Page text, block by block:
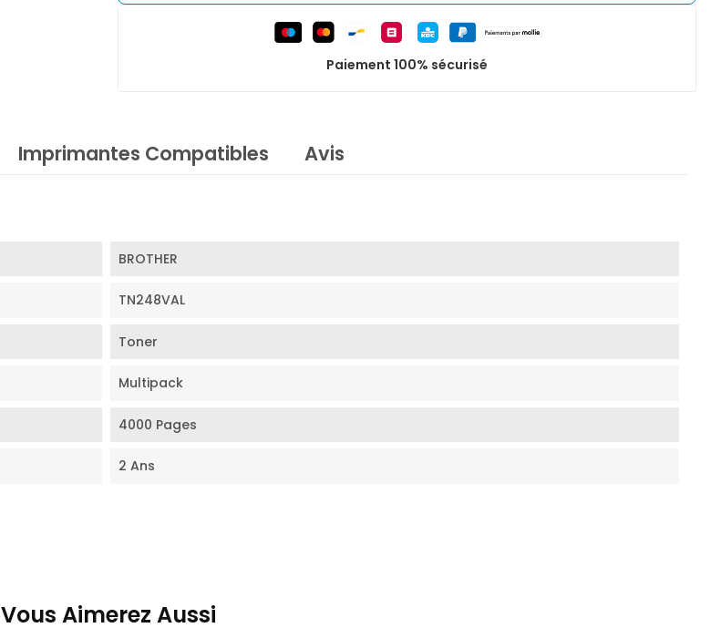
Paiement 100% sécurisé
Imprimantes Compatibles Avis
BROTHER
TN248VAL
Toner
Multipack
4000 Pages
2 Ans
Vous Aimerez Aussi